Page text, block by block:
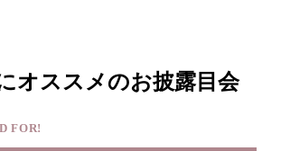
オススメのお披露目会
FOR!